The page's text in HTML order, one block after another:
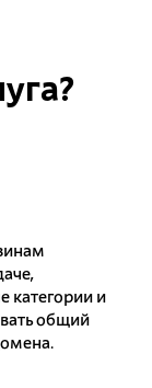
категории и
общий